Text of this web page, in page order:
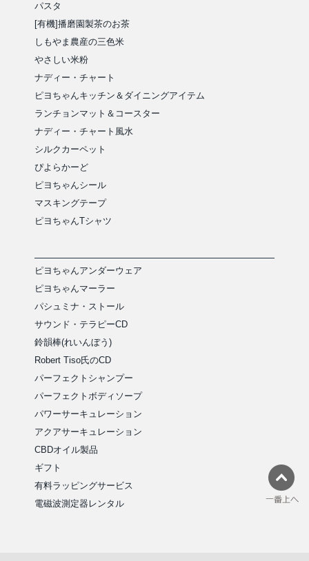
パスタ
[有機]播磨園製茶のお茶
しもやま農産の三色米
やさしい米粉
ナディー・チャート
ピヨちゃんキッチン＆ダイニングアイテム
ランチョンマット＆コースター
ナディー・チャート風水
シルクカーペット
ぴよらかーど
ピヨちゃんシール
マスキングテープ
ピヨちゃんTシャツ
ピヨちゃんアンダーウェア
ピヨちゃんマーラー
パシュミナ・ストール
サウンド・テラピーCD
鈴韻棒(れいんぼう)
Robert Tiso氏のCD
パーフェクトシャンプー
パーフェクトボディソープ
パワーサーキュレーション
アクアサーキュレーション
CBDオイル製品
ギフト
有料ラッピングサービス
電磁波測定器レンタル